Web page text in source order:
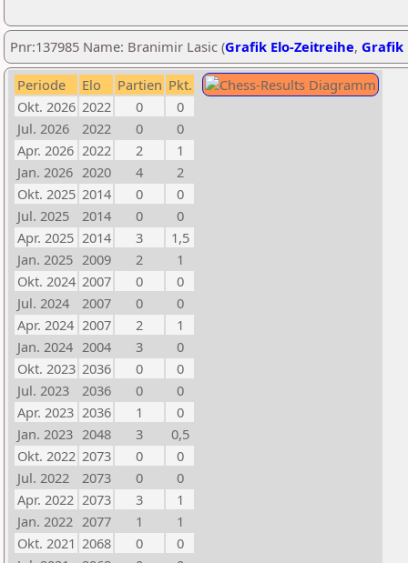
Pnr:137985 Name: Branimir Lasic (Grafik Elo-Zeitreihe, Grafik
Periode Elo Partien Pkt.
Okt. 2026 2022 0
0
Jul. 2026
2022 0
0
Apr. 2026 2022 2
1
Jan. 2026 2020 4
2
Okt. 2025 2014 0
0
Jul. 2025
2014 0
0
Apr. 2025 2014 3
1,5
Jan. 2025 2009 2
1
Okt. 2024 2007 0
0
Jul. 2024
2007 0
0
Apr. 2024 2007 2
1
Jan. 2024 2004 3
0
Okt. 2023 2036 0
0
Jul. 2023
2036 0
0
Apr. 2023 2036 1
0
Jan. 2023 2048 3
0,5
Okt. 2022 2073 0
0
Jul. 2022
2073 0
0
Apr. 2022 2073 3
1
Jan. 2022 2077 1
1
Okt. 2021 2068 0
0